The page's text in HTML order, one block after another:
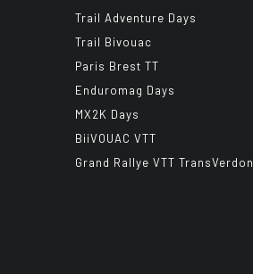
Trail Adventure Days
Trail Bivouac
Paris Brest TT
Enduromag Days
MX2K Days
BiiVOUAC VTT
Grand Rallye VTT TransVerdon